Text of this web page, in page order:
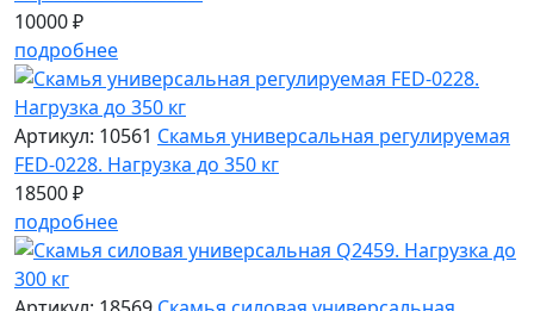
10000 ₽
подробнее
Артикул: 10561 Скамья универсальная регулируемая
FED-0228. Нагрузка до 350 кг
18500 ₽
подробнее